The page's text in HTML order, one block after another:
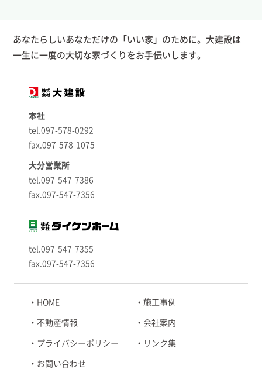
あなたらしいあなただけの「いい家」のために。大建設は
一生に一度の大切な家づくりをお手伝いします。
本社
tel.097-578-0292
fax.097-578-1075
大分営業所
tel.097-547-7386
fax.097-547-7356
tel.097-547-7355
fax.097-547-7356
HOME 施工事例
不動産情報 会社案内
プライバシーポリシー リンク集
お問い合わせ